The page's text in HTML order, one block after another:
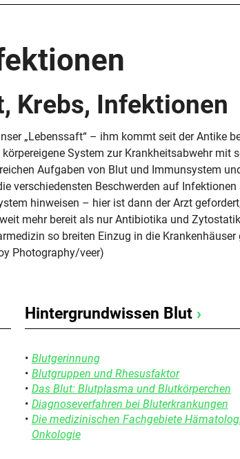
Geburt und Stillzeit
Krebs, Infektionen
„Lebenssaft“ – ihm kommt seit der Antike
körpereigene System zur Krankheitsabwehr
Aufgaben von Blut und Immunsystem
verschiedensten Beschwerden auf
hinweisen – hier ist dann der Arzt
mehr bereit als nur Antibiotika und
so breiten Einzug in die
Photography/veer)
Hintergrundwissen Blut ›
Blutgerinnung
Blutgruppen und Rhesusfaktor
Das Blut: Blutplasma und Blutkörperchen
Diagnoseverfahren bei Bluterkrankungen
Die medizinischen Fachgebiete
Onkologie